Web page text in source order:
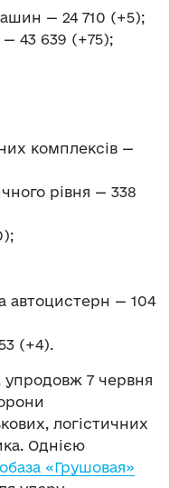
— 24 710 (+5);
43 639 (+75);
комплексів —
рівня — 338
автоцистерн — 104
(+4).
упродовж 7 червня
логістичних
Однією
«Грушовая»